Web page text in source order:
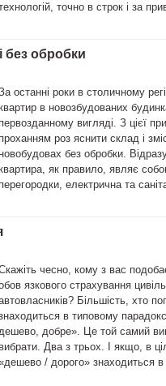
точно в строк і за
без обробки
останні роки в столичному
в новозбудованих
первозданному вигляді. З цієї
проханням роз яснити склад і
новобудовах без обробки.
як правило, являє
перегородки, електрична та
чесно, кому з вас
язкового страхування
Більшість, хто
в типовому
добре». Це той самий
вибрати. Два з трьох. І якщо, в
/ дорого» знаходиться